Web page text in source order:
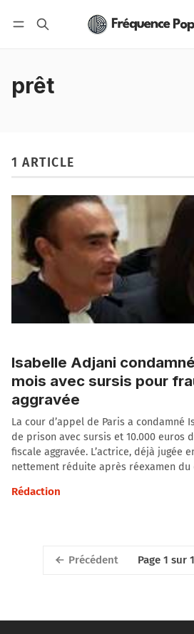
Nous
prêt
1 ARTICLE
Isabelle Adjani
mois avec sursis pour
aggravée
La cour d’appel de Paris a condamné
de prison avec sursis et 10.000 euros
fiscale aggravée. L’actrice, déjà jugée
nettement réduite après réexamen du
Rédaction
Précédent Page 1 sur 1